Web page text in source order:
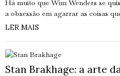
Há muito que Wim Wenders se
a obsessão em agarrar as coisas
LER MAIS
Stan Brakhage: a arte